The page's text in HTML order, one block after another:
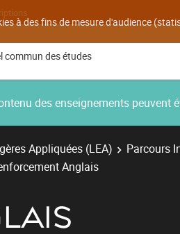
à des fins de mesure d'audience
commun des études
des enseignements peuvent
Appliquées (LEA)
Parcours
Anglais